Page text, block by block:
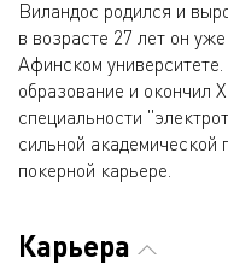
Виландос родился и
в возрасте 27 лет он
Афинском
образование и окончил
специальности
сильной академической
покерной карьере.
Карьера